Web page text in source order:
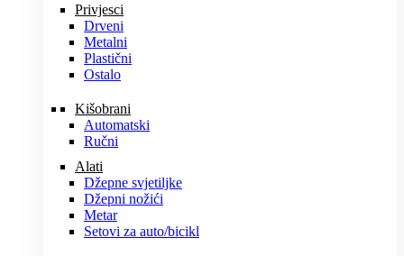
Privjesci
Drveni
Metalni
Plastični
Ostalo
Kišobrani
Automatski
Ručni
Alati
Džepne svjetiljke
Džepni nožići
Metar
Setovi za auto/bicikl